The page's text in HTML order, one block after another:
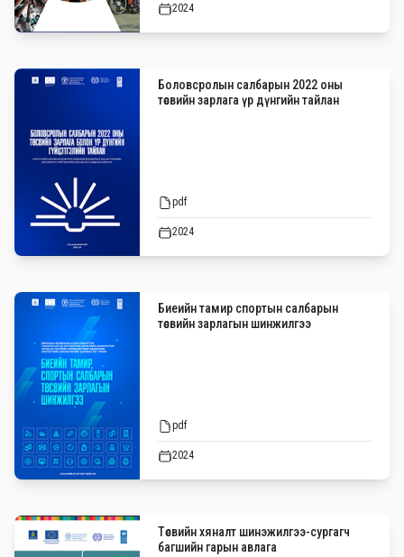
2024
Боловсролын салбарын 2022 оны
төсвийн зарлага үр дүнгийн тайлан
pdf
2024
Биеийн тамир спортын салбарын
төсвийн зарлагын шинжилгээ
pdf
2024
Төсвийн хяналт шинэжилгээ-сургагч
багшийн гарын авлага